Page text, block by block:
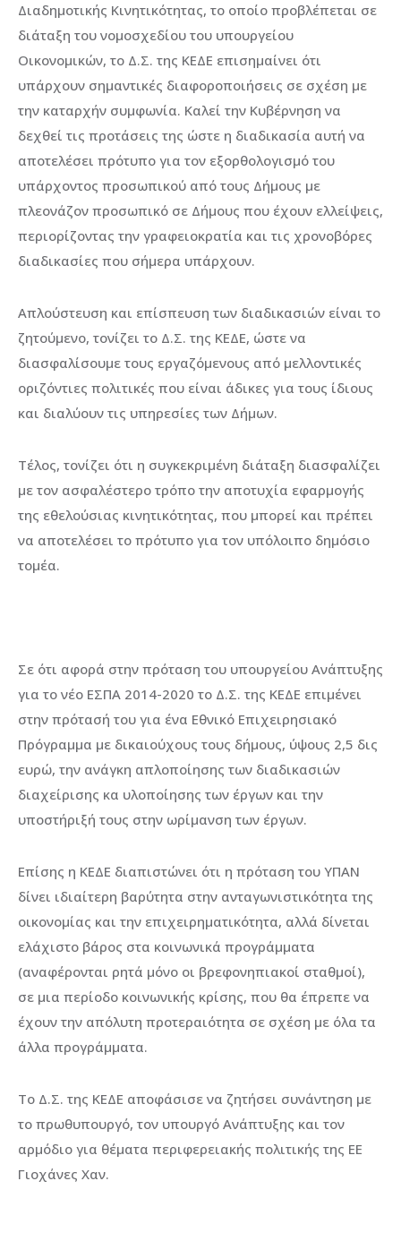
Διαδημοτικής Κινητικότητας, το οποίο προβλέπεται σε
διάταξη του νομοσχεδίου του υπουργείου
Οικονομικών, το Δ.Σ. της ΚΕΔΕ επισημαίνει ότι
υπάρχουν σημαντικές διαφοροποιήσεις σε σχέση με
την καταρχήν συμφωνία. Καλεί την Κυβέρνηση να
δεχθεί τις προτάσεις της ώστε η διαδικασία αυτή να
αποτελέσει πρότυπο για τον εξορθολογισμό του
υπάρχοντος προσωπικού από τους Δήμους με
πλεονάζον προσωπικό σε Δήμους που έχουν ελλείψεις,
περιορίζοντας την γραφειοκρατία και τις χρονοβόρες
διαδικασίες που σήμερα υπάρχουν.
Απλούστευση και επίσπευση των διαδικασιών είναι το
ζητούμενο, τονίζει το Δ.Σ. της ΚΕΔΕ, ώστε να
διασφαλίσουμε τους εργαζόμενους από μελλοντικές
οριζόντιες πολιτικές που είναι άδικες για τους ίδιους
και διαλύουν τις υπηρεσίες των Δήμων.
Τέλος, τονίζει ότι η συγκεκριμένη διάταξη διασφαλίζει
με τον ασφαλέστερο τρόπο την αποτυχία εφαρμογής
της εθελούσιας κινητικότητας, που μπορεί και πρέπει
να αποτελέσει το πρότυπο για τον υπόλοιπο δημόσιο
τομέα.
Σε ότι αφορά στην πρόταση του υπουργείου Ανάπτυξης
για το νέο ΕΣΠΑ 2014-2020 το Δ.Σ. της ΚΕΔΕ επιμένει
στην πρότασή του για ένα Εθνικό Επιχειρησιακό
Πρόγραμμα με δικαιούχους τους δήμους, ύψους 2,5 δις
ευρώ, την ανάγκη απλοποίησης των διαδικασιών
διαχείρισης κα υλοποίησης των έργων και την
υποστήριξή τους στην ωρίμανση των έργων.
Επίσης η ΚΕΔΕ διαπιστώνει ότι η πρόταση του ΥΠΑΝ
δίνει ιδιαίτερη βαρύτητα στην ανταγωνιστικότητα της
οικονομίας και την επιχειρηματικότητα, αλλά δίνεται
ελάχιστο βάρος στα κοινωνικά προγράμματα
(αναφέρονται ρητά μόνο οι βρεφονηπιακοί σταθμοί),
σε μια περίοδο κοινωνικής κρίσης, που θα έπρεπε να
έχουν την απόλυτη προτεραιότητα σε σχέση με όλα τα
άλλα προγράμματα.
Το Δ.Σ. της ΚΕΔΕ αποφάσισε να ζητήσει συνάντηση με
το πρωθυπουργό, τον υπουργό Ανάπτυξης και τον
αρμόδιο για θέματα περιφερειακής πολιτικής της ΕΕ
Γιοχάνες Χαν.